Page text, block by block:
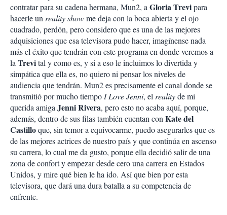
contratar para su cadena hermana, Mun2, a Gloria Trevipara
hacerle un reality showme deja con la boca abierta y el ojo
cuadrado, perdón, pero considero que es una de las mejores
adquisiciones que esa televisora pudo hacer, imagínense nada
más el éxito que tendrán con este programa en donde veremos a
la Trevital y como es, y si a eso le incluimos lo divertida y
simpática que ella es, no quiero ni pensar los niveles de
audiencia que tendrán. Mun2 es precisamente el canal donde se
transmitió por mucho tiempo I Love Jenni, el realityde mi
querida amiga Jenni Rivera, pero esto no acaba aquí, porque,
además, dentro de sus filas también cuentan con Kate del
Castilloque, sin temor a equivocarme, puedo asegurarles que es
de las mejores actrices de nuestro país y que continúa en ascenso
su carrera, lo cual me da gusto, porque ella decidió salir de una
zona de confort y empezar desde cero una carrera en Estados
Unidos, y mire qué bien le ha ido. Así que bien por esta
televisora, que dará una dura batalla a su competencia de
enfrente.